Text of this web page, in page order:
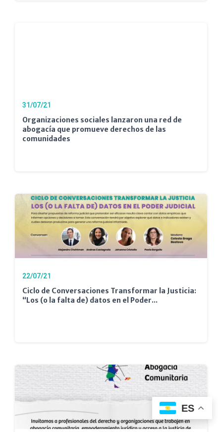
31/07/21
Organizaciones sociales lanzaron una red de
abogacía que promueve derechos de las
comunidades
22/07/21
Ciclo de Conversaciones Transformar la Justicia:
“Los (o la falta de) datos en el Poder...
ES